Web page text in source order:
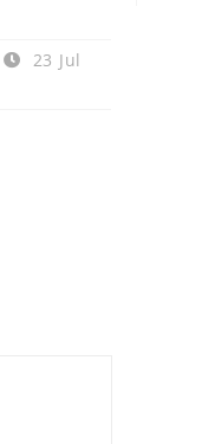
23 Jul